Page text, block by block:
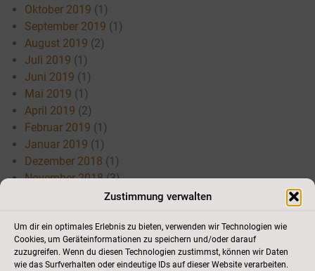
Zustimmung verwalten
Um dir ein optimales Erlebnis zu bieten, verwenden wir Technologien wie
Cookies, um Geräteinformationen zu speichern und/oder darauf
zuzugreifen. Wenn du diesen Technologien zustimmst, können wir Daten
wie das Surfverhalten oder eindeutige IDs auf dieser Website verarbeiten.
Oktober 2019 (1)
September 2019 (1)
August 2019 (2)
Juli 2019 (1)
Juni 2019 (1)
Mai 2019 (1)
April 2019 (2)
Februar 2019 (1)
Januar 2019 (1)
Dezember 2018 (1)
November 2018(3)
April 2018(3)
März 2018(1)
Januar 2018(1)